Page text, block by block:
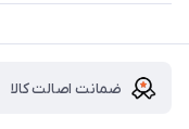
ضمانت اصالت کالا